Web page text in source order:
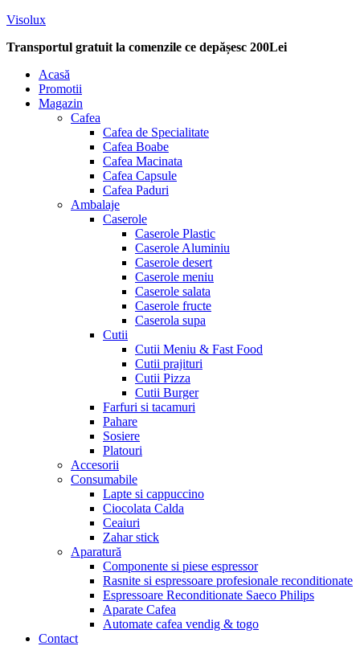
Visolux
Transportul gratuit la comenzile ce depășesc 200Lei
Menu
Acasă
Promotii
Magazin
Cafea
Cafea de Specialitate
Cafea Boabe
Cafea Macinata
Cafea Capsule
Cafea Paduri
Ambalaje
Caserole
Caserole Plastic
Caserole Aluminiu
Caserole desert
Caserole meniu
Caserole salata
Caserole fructe
Caserola supa
Cutii
Cutii Meniu & Fast Food
Cutii prajituri
Cutii Pizza
Cutii Burger
Farfuri si tacamuri
Pahare
Sosiere
Platouri
Accesorii
Consumabile
Lapte si cappuccino
Ciocolata Calda
Ceaiuri
Zahar stick
Aparatură
Componente si piese espressor
Rasnite si espressoare profesionale reconditionate
Espressoare Reconditionate Saeco Philips
Aparate Cafea
Automate cafea vendig & togo
Contact